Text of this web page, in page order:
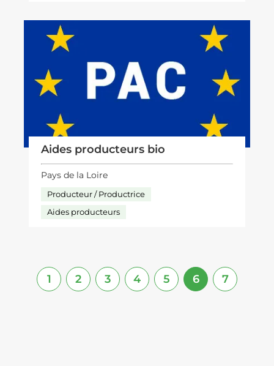
Aides producteurs bio
Pays de la Loire
Producteur / Productrice
Aides producteurs
1 2 3 4 5 6 7